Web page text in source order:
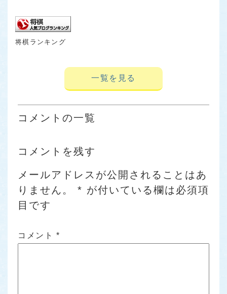
将棋ランキング
一覧を見る
コメントの一覧
コメントを残す
メールアドレスが公開されることはあ
りません。
* が付いている欄は必須項
目です
コメント *